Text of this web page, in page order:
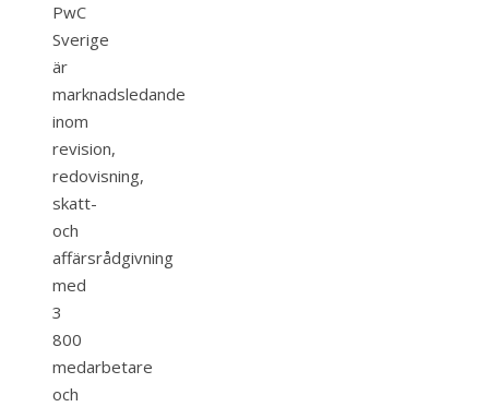
PwC
Sverige
är
marknadsledande
inom
revision,
redovisning,
skatt-
och
affärsrådgivning
med
3
800
medarbetare
och